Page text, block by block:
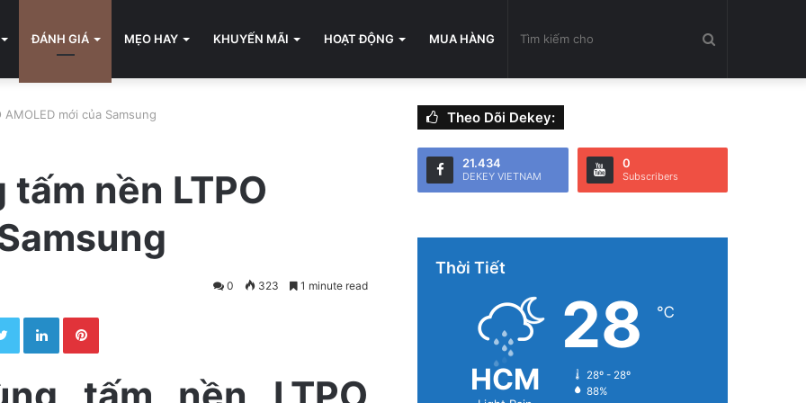
ĐÁNH GIÁ MẸO HAY KHUYẾN MÃI HOẠT ĐỘNG MUA HÀNG
cho
mới của Samsung
nền LTPO
0 323 1 minute read
Twitter LinkedIn
Theo Dõi Dekey:
21.434
DEKEY VIETNAM
0
Subscribers
Thời Tiết
HCM
28 ℃
28º - 28º
88%